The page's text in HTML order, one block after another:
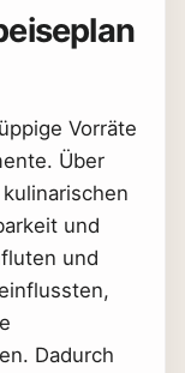
Vorräte
Über
und
und
Dadurch